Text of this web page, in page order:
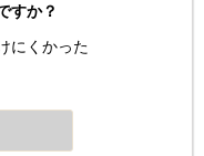
すか？
にくかった